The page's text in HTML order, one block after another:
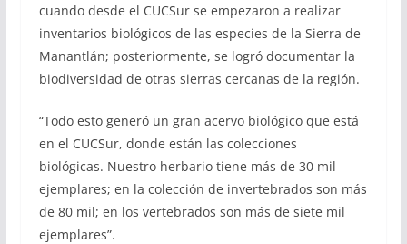
cuando desde el CUCSur se empezaron a realizar
inventarios biológicos de las especies de la Sierra de
Manantlán; posteriormente, se logró documentar la
biodiversidad de otras sierras cercanas de la región.
“Todo esto generó un gran acervo biológico que está
en el CUCSur, donde están las colecciones
biológicas. Nuestro herbario tiene más de 30 mil
ejemplares; en la colección de invertebrados son más
de 80 mil; en los vertebrados son más de siete mil
ejemplares”.